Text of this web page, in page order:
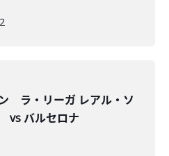
ラ・リーガ レアル・ソ
vs バルセロナ